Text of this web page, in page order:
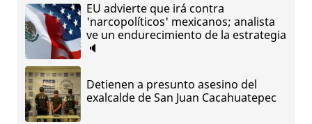
EU advierte que irá contra
'narcopolíticos' mexicanos; analista
ve un endurecimiento de la estrategia
🔈
Detienen a presunto asesino del
exalcalde de San Juan Cacahuatepec